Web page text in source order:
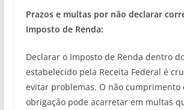
Prazos e multas por não declarar
Imposto de Renda:
Declarar o Imposto de Renda dentro
estabelecido pela Receita Federal é
evitar problemas. O não cumprimento
obrigação pode acarretar em multas